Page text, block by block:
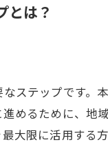
とは？
ステップです。
めるために、地
大限に活用する